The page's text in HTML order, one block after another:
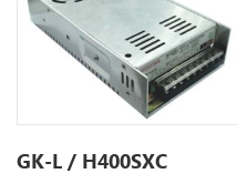
GK-L / H400SXC